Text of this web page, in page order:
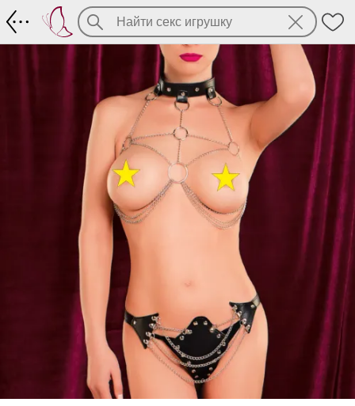
Комплект: бра и трусики (металл/